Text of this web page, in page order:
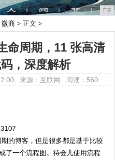
广告
微商 > 正文 >
命周期，11 张高清
，深度解析
来源：互联网 阅读：560
的博客，但是很多都是基于比较
了一个流程图。待会儿使用流程